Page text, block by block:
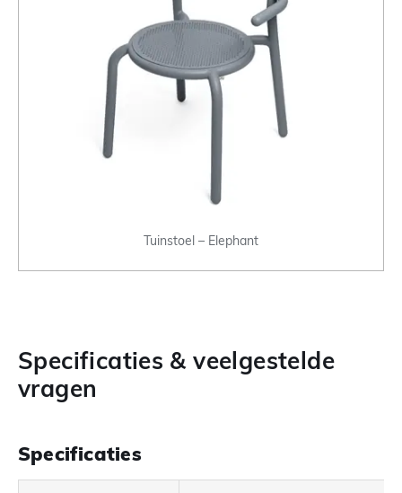
Tuinstoel – Elephant
Specificaties & veelgestelde
vragen
Specificaties